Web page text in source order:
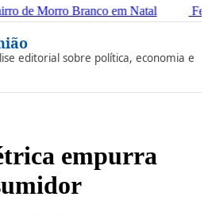
Natal
Festa no Bardallos
editorial sobre política, economia e
empurra